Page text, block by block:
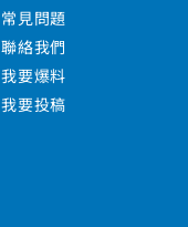
常見問題
聯絡我們
我要爆料
我要投稿